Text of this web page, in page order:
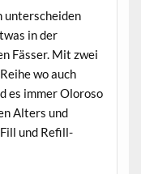
unterscheiden
in der
Fässer. Mit zwei
wo auch
es immer Oloroso
Alters und
und Refill-